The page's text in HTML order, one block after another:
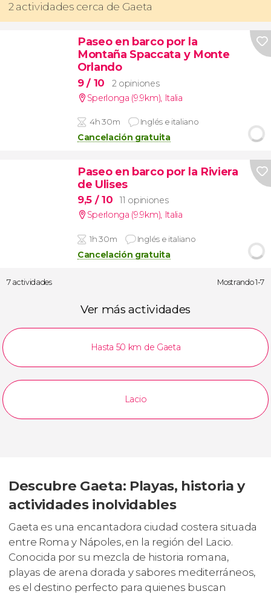
2 actividades cerca de Gaeta
Paseo en barco por la
Montaña Spaccata y Monte
Orlando
9/ 10
2 opiniones
Sperlonga (9.9km) Italia
4h 30m Inglés e italiano
Cancelación gratuita
Paseo en barco por la Riviera
de Ulises
9,5 / 10
11 opiniones
Sperlonga (9.9km), Italia
1h 30m Inglés e italiano
Cancelación gratuita
7 actividades Mostrando 1-7
Ver más actividades
Hasta 50 km de Gaeta
Lacio
Descubre Gaeta: Playas, historia y
actividades inolvidables
Gaeta es una encantadora ciudad costera situada
entre Roma y Nápoles, en la región del Lacio.
Conocida por su mezcla de historia romana,
playas de arena dorada y sabores mediterráneos,
es el destino perfecto para quienes buscan